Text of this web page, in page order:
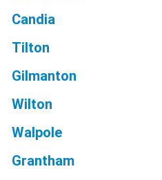
Candia
Tilton
Gilmanton
Wilton
Walpole
Grantham